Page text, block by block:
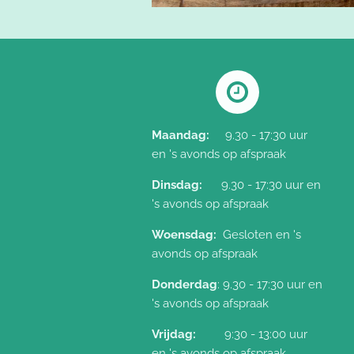
Maandag: 9.30 - 17:30 uur
en 's avonds op afspraak
Dinsdag: 9.30 - 17:30 uur en
's avonds op afspraak
Woensdag: Gesloten en 's
avonds op afspraak
Donderdag: 9.30 - 17:30 uur en
's avonds op afspraak
Vrijdag: 9:30 - 13:00 uur